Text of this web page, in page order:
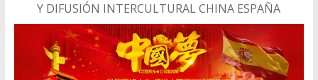
Y DIFUSIÓN INTERCULTURAL CHINA ESPAÑA